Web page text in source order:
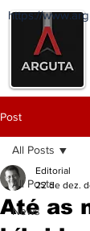
https://
Post
All Posts
News
All Posts
Até as
Editorial
22 de dez.